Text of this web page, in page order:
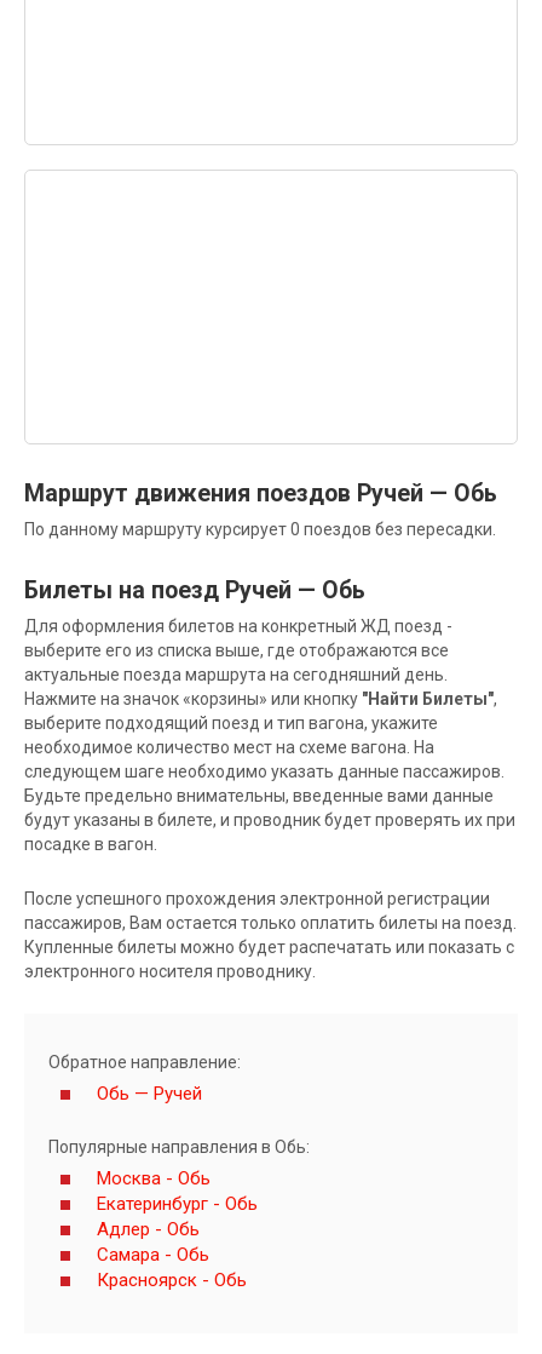
Маршрут движения поездов Ручей — Обь
По данному маршруту курсирует 0 поездов без пересадки.
Билеты на поезд Ручей — Обь
Для оформления билетов на конкретный ЖД поезд -
выберите его из списка выше, где отображаются все
актуальные поезда маршрута на сегодняшний день.
Нажмите на значок «корзины» или кнопку "Найти Билеты",
выберите подходящий поезд и тип вагона, укажите
необходимое количество мест на схеме вагона. На
следующем шаге необходимо указать данные пассажиров.
Будьте предельно внимательны, введенные вами данные
будут указаны в билете, и проводник будет проверять их при
посадке в вагон.
После успешного прохождения электронной регистрации
пассажиров, Вам остается только оплатить билеты на поезд.
Купленные билеты можно будет распечатать или показать с
электронного носителя проводнику.
Обратное направление:
Обь — Ручей
Популярные направления в Обь:
Москва - Обь
Екатеринбург - Обь
Адлер - Обь
Самара - Обь
Красноярск - Обь